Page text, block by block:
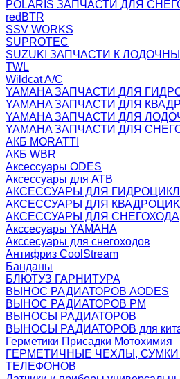
POLARIS ЗАПЧАСТИ ДЛЯ
redBTR
SSV WORKS
SUPROTEC
SUZUKI ЗАПЧАСТИ К
TWL
Wildcat A/C
YAMAHA ЗАПЧАСТИ ДЛЯ
YAMAHA ЗАПЧАСТИ ДЛЯ
YAMAHA ЗАПЧАСТИ ДЛЯ
YAMAHA ЗАПЧАСТИ ДЛЯ
АКБ MORATTI
АКБ WBR
Аксессуары ODES
Аксессуары для АТВ
АКСЕССУАРЫ ДЛЯ
АКСЕССУАРЫ ДЛЯ
АКСЕССУАРЫ ДЛЯ СНЕГОХОДА
Акссесуары YAMAHA
Акссесуары для снегоходов
Антифриз CoolStream
Банданы
БЛЮТУЗ ГАРНИТУРА
ВЫНОС РАДИАТОРОВ AODES
ВЫНОС РАДИАТОРОВ РМ
ВЫНОСЫ РАДИАТОРОВ
ВЫНОСЫ РАДИАТОРОВ для
Герметики Присадки Мотохимия
ГЕРМЕТИЧНЫЕ ЧЕХЛЫ,
ТЕЛЕФОНОВ